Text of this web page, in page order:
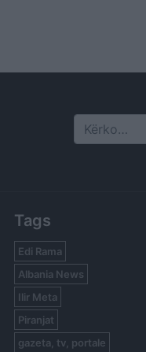
Search
Tags
Edi Rama
Albania News
Ilir Meta
Piranjat
gazeta, tv, portale